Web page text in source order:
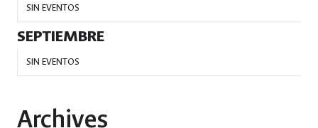
SIN EVENTOS
SEPTIEMBRE
SIN EVENTOS
Archives